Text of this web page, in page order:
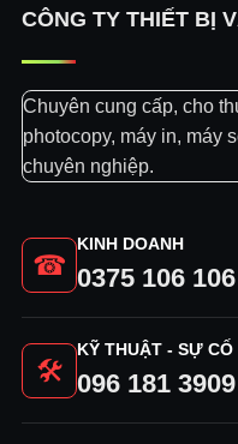
CÔNG TY THIẾT BỊ
Chuyên cung cấp, cho
photocopy, máy in, máy
chuyên nghiệp.
☎
KINH DOANH
0375 106 106
🛠
KỸ THUẬT - SỰ CỐ
096 181 3909